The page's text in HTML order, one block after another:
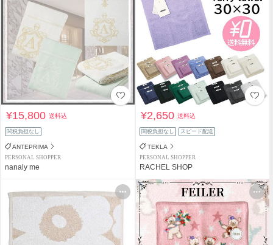
¥15,800送料込
関税負担なし
ANTEPRIMA
PERSONAL SHOPPER
nanaly me
¥2,650送料込
関税負担なし スピード配送
TEKLA
PERSONAL SHOPPER
RACHEL SHOP